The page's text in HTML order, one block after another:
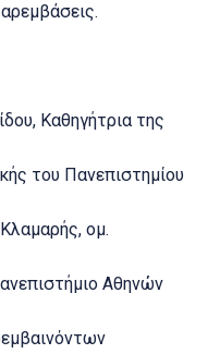
Καθηγήτρια της
του Πανεπιστημίου
ομ.
Αθηνών